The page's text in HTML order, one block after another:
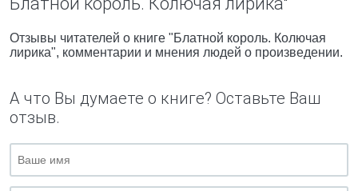
Отзывы читателей о книге "Блатной король. Колючая
лирика", комментарии и мнения людей о произведении.
А что Вы думаете о книге? Оставьте Ваш
отзыв.